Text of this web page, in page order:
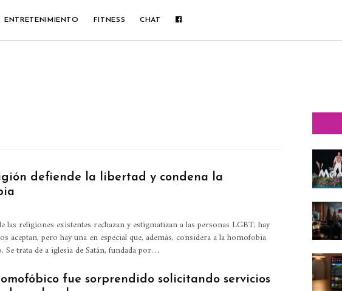
ENTRETENIMIENTO FITNESS CHAT
defiende la libertad y condena la
las religiones existentes rechazan y estigmatizan a las personas LGBT; hay
aceptan, pero hay una en especial que, además, considera a la homofobia
Se trata de a iglesia de Satán, fundada por…
fue sorprendido solicitando servicios